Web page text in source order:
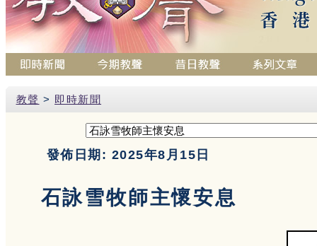
教聲 > 即時新聞
發佈日期: 2025年8月15日
石詠雪牧師主懷安息